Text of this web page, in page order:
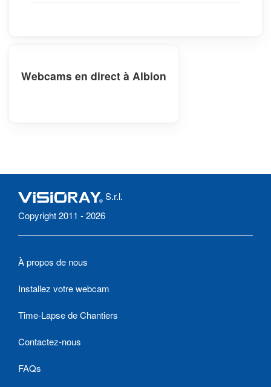
Webcams en direct à Albion
S.r.l.
Copyright 2011 - 2026
À propos de nous
Installez votre webcam
Time-Lapse de Chantiers
Contactez-nous
FAQs